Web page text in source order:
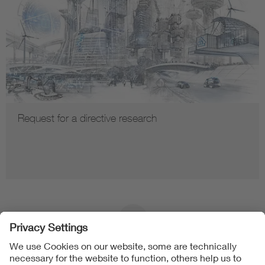
Request for a directive research